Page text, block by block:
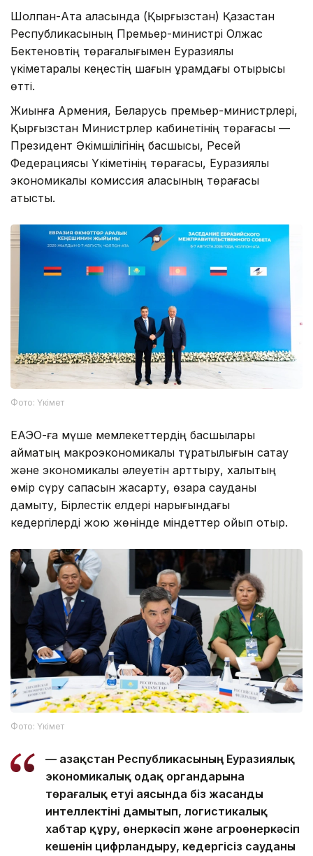
Шолпан-Ата қаласында (Қырғызстан) Қазақстан
Республикасының Премьер-министрі Олжас
Бектеновтің төрағалығымен Еуразиялық
үкіметаралық кеңестің шағын құрамдағы отырысы
өтті.
Жиынға Армения, Беларусь премьер-министрлері,
Қырғызстан Министрлер кабинетінің төрағасы —
Президент Әкімшілігінің басшысы, Ресей
Федерациясы Үкіметінің төрағасы, Еуразиялық
экономикалық комиссия алқасының төрағасы
қатысты.
Фото: Үкімет
ЕАЭО-ға мүше мемлекеттердің басшылары
аймақтың макроэкономикалық тұрақтылығын сақтау
және экономикалық әлеуетін арттыру, халықтың
өмір сүру сапасын жақсарту, өзара сауданы
дамыту, Бірлестік елдері нарығындағы
кедергілерді жою жөнінде міндеттер қойып отыр.
Фото: Үкімет
— Қазақстан Республикасының Еуразиялық
экономикалық одақ органдарына
төрағалық етуі аясында біз жасанды
интеллектіні дамытып, логистикалық
хабтар құру, өнеркәсіп және агроөнеркәсіп
кешенін цифрландыру, кедергісіз сауданы